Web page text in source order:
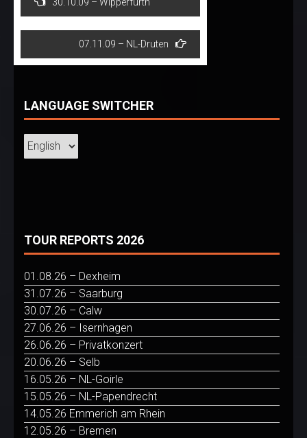
navigation
07.11.09 – NL-Druten
LANGUAGE SWITCHER
TOUR REPORTS 2026
01.08.26 – Dexheim
31.07.26 – Saarburg
30.07.26 – Calw
27.06.26 – Isernhagen
26.06.26 – Privatkonzert
20.06.26 – Selb
16.05.26 – NL-Goirle
15.05.26 – NL-Papendrecht
14.05.26 Emmerich am Rhein
12.05.26 – Bremen